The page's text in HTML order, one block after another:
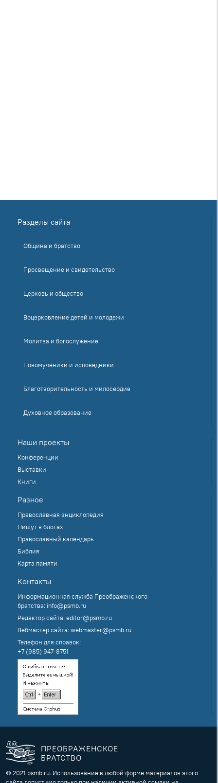
Разделы сайта
Община и братство
Просвещение и свидетельство
Церковь и общество
Воцерковление детей и молодежи
Молитва и богослужение
Новомученики и исповедники
Благотворительность и милосердие
Духовное образование
Наши проекты
Конференции
Выставки
Книги
Разное
Православная энциклопедия
Пишут в блогах
Православный календарь
Библия
Карта памяти
Контакты
Информационная служба Преображенского
братства: info@psmb.ru
Редактор сайта:editor@psmb.ru
Вебмастер сайта:webmaster@psmb.ru
Телефон для справок:
+7 (985) 947-8751
ПРЕОБРАЖЕНСКОЕ
БРАТСТВО
© 2021 psmb.ru. Использование в любой форме материалов этого